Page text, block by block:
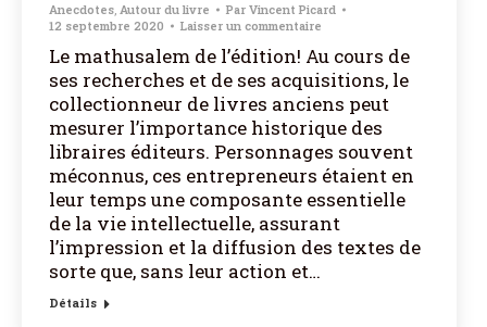
Anecdotes, Autour du livre Par Vincent Picard
12 septembre 2020
Laisser un commentaire
Le mathusalem de l’édition! Au cours de
ses recherches et de ses acquisitions, le
collectionneur de livres anciens peut
mesurer l’importance historique des
libraires éditeurs. Personnages souvent
méconnus, ces entrepreneurs étaient en
leur temps une composante essentielle
de la vie intellectuelle, assurant
l’impression et la diffusion des textes de
sorte que, sans leur action et…
Détails